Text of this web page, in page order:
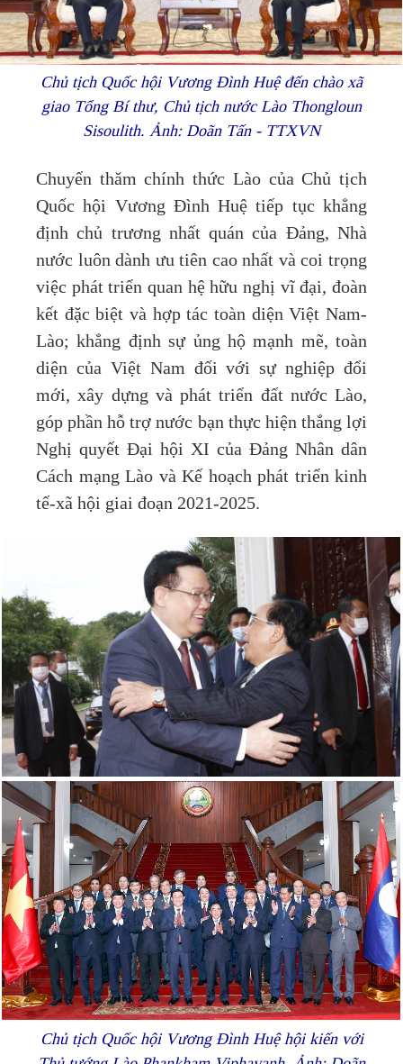
Chủ tịch Quốc hội Vương Đình Huệ đến chào xã
giao Tổng Bí thư, Chủ tịch nước Lào Thongloun
Sisoulith. Ảnh: Doãn Tấn - TTXVN
Chuyến thăm chính thức Lào của Chủ tịch
Quốc hội Vương Đình Huệ tiếp tục khẳng
định chủ trương nhất quán của Đảng, Nhà
nước luôn dành ưu tiên cao nhất và coi trọng
việc phát triển quan hệ hữu nghị vĩ đại, đoàn
kết đặc biệt và hợp tác toàn diện Việt Nam-
Lào; khẳng định sự ủng hộ mạnh mẽ, toàn
diện của Việt Nam đối với sự nghiệp đổi
mới, xây dựng và phát triển đất nước Lào,
góp phần hỗ trợ nước bạn thực hiện thắng lợi
Nghị quyết Đại hội XI của Đảng Nhân dân
Cách mạng Lào và Kế hoạch phát triển kinh
tế-xã hội giai đoạn 2021-2025.
Chủ tịch Quốc hội Vương Đình Huệ hội kiến với